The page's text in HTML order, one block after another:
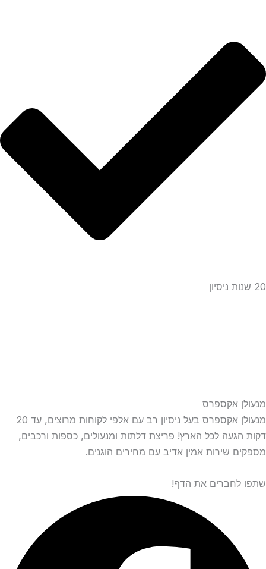
20 שנות ניסיון
מנעולן אקספרס
מנעולן אקספרס בעל ניסיון רב עם אלפי לקוחות מרוצים, עד 20
דקות הגעה לכל הארץ! פריצת דלתות ומנעולים, כספות ורכבים,
מספקים שירות אמין אדיב עם מחירים הוגנים.
שתפו לחברים את הדף!